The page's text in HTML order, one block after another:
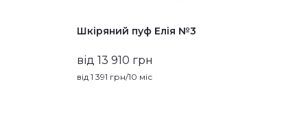
Шкіряний пуф Елія №3
від 13 910 грн
від 1 391 грн/10 міс